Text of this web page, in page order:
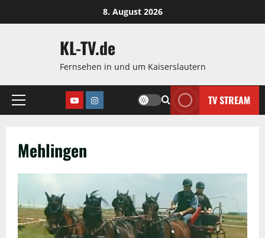
Inhalt
8. August 2026
KL-TV.de
Fernsehen in und um Kaiserslautern
Hauptmenü
YoutubeInstagram TV STREAM
Mehlingen